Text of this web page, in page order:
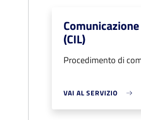
(CIL)
Procedimento di
VAI AL SERVIZIO